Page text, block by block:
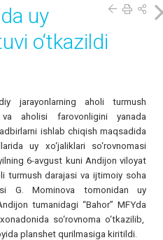
uy
o‘tkazildi
jarayonlarning aholi turmush
va aholisi farovonligini yanada
ishlab chiqish maqsadida
uy xo‘jaliklari so‘rovnomasi
6-avgust kuni Andijon viloyat
turmush darajasi va ijtimoiy soha
G. Mominova tomonidan uy
tumanidagi “Bahor” MFYda
so‘rovnoma o‘tkazilib,
planshet qurilmasiga kiritildi.